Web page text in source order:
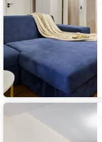
Апартаменты